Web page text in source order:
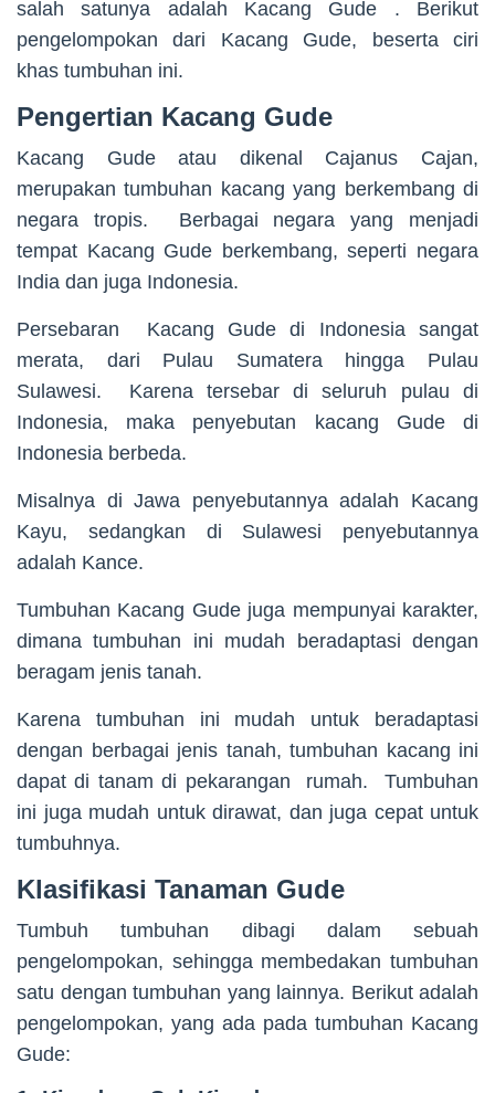
salah satunya adalah Kacang Gude . Berikut
pengelompokan dari Kacang Gude, beserta ciri
khas tumbuhan ini.
Pengertian Kacang Gude
Kacang Gude atau dikenal Cajanus Cajan,
merupakan tumbuhan kacang yang berkembang di
negara tropis. Berbagai negara yang menjadi
tempat Kacang Gude berkembang, seperti negara
India dan juga Indonesia.
Persebaran Kacang Gude di Indonesia sangat
merata, dari Pulau Sumatera hingga Pulau
Sulawesi. Karena tersebar di seluruh pulau di
Indonesia, maka penyebutan kacang Gude di
Indonesia berbeda.
Misalnya di Jawa penyebutannya adalah Kacang
Kayu, sedangkan di Sulawesi penyebutannya
adalah Kance.
Tumbuhan Kacang Gude juga mempunyai karakter,
dimana tumbuhan ini mudah beradaptasi dengan
beragam jenis tanah.
Karena tumbuhan ini mudah untuk beradaptasi
dengan berbagai jenis tanah, tumbuhan kacang ini
dapat di tanam di pekarangan rumah. Tumbuhan
ini juga mudah untuk dirawat, dan juga cepat untuk
tumbuhnya.
Klasifikasi Tanaman Gude
Tumbuh tumbuhan dibagi dalam sebuah
pengelompokan, sehingga membedakan tumbuhan
satu dengan tumbuhan yang lainnya. Berikut adalah
pengelompokan, yang ada pada tumbuhan Kacang
Gude: